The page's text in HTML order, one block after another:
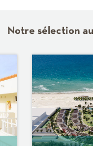
Notre sélection